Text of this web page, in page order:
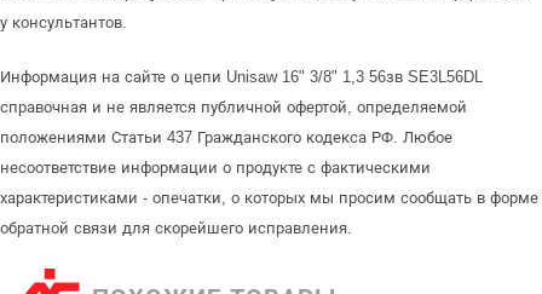
у консультантов.
Информация на сайте о цепи Unisaw 16" 3/8" 1,3 56зв SE3L56DL
справочная и не является публичной офертой, определяемой
положениями Статьи 437 Гражданского кодекса РФ. Любое
несоответствие информации о продукте с фактическими
характеристиками - опечатки, о которых мы просим сообщать в форме
обратной связи для скорейшего исправления.